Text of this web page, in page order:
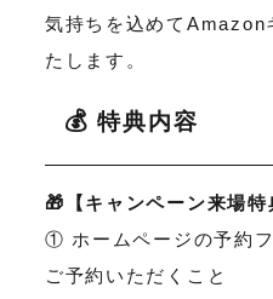
気持ちを込めてAmazon
たします。
💰 特典内容
🎁【キャンペーン来場
① ホームページの予約
ご予約いただくこと